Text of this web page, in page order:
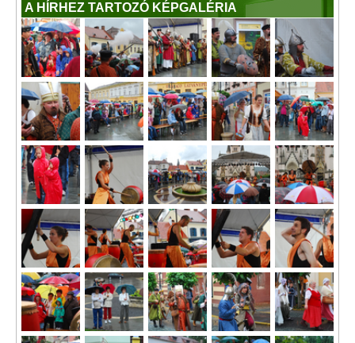
A HÍRHEZ TARTOZÓ KÉPGALÉRIA